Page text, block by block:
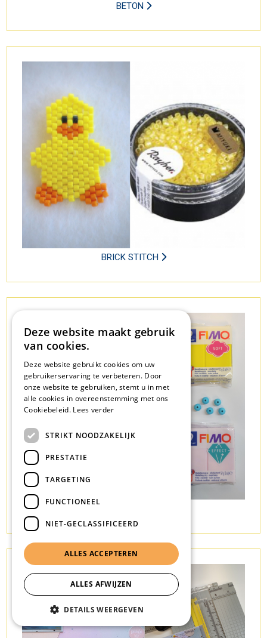
BETON
BRICK STITCH
Deze website maakt gebruik
van cookies.
Deze website gebruikt cookies om uw
gebruikerservaring te verbeteren. Door
onze website te gebruiken, stemt u in met
alle cookies in overeenstemming met ons
Cookiebeleid. Lees verder
STRIKT NOODZAKELIJK
PRESTATIE
TARGETING
FUNCTIONEEL
NIET-GECLASSIFICEERD
ALLES ACCEPTEREN
ALLES AFWIJZEN
DETAILS WEERGEVEN